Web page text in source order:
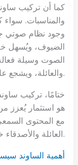
كما أن تركيب
والمناسبات.
وجود نظام صوتي
الضيوف، ويُسهل
الصوت وسيلة
والعائلة، ويشجع على التواصل الاجتماعي بطريقة ممتعة ومؤثرة.
ختامًا، تركيب
هو استثمار يُعزز
مع المحتوى
العائلة والأصدقاء خلال التجمعات.
أهمية الساوند